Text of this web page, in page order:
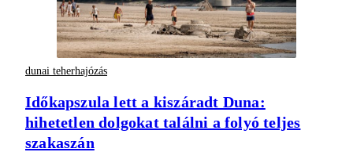
dunai teherhajózás
Időkapszula lett a kiszáradt Duna:
hihetetlen dolgokat találni a folyó teljes
szakaszán